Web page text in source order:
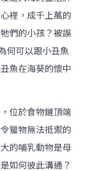
裡，成千上萬的
們的小孩？被誤
何可以跟小丑魚
魚在海葵的懷中
位於食物鏈頂端
獵物無法抵禦的
的哺乳動物是母
如何彼此溝通？